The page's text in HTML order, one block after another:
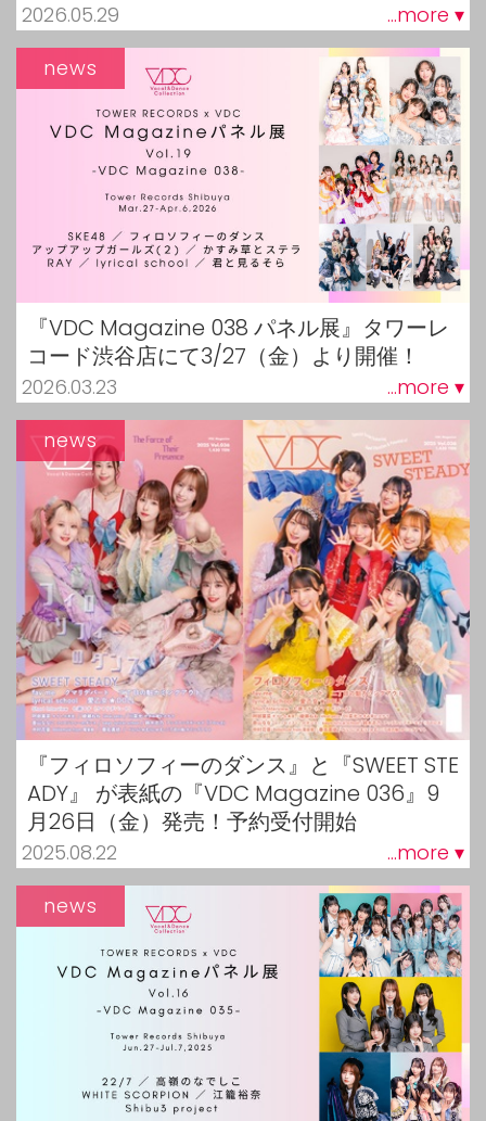
2026.05.29 ...more ▾
『VDC Magazine 038 パネル展』タワーレ
コード渋谷店にて3/27（金）より開催！
2026.03.23 ...more ▾
news
『フィロソフィーのダンス』と『SWEET STE
ADY』 が表紙の『VDC Magazine 036』9
月26日（金）発売！予約受付開始
2025.08.22 ...more ▾
news
news